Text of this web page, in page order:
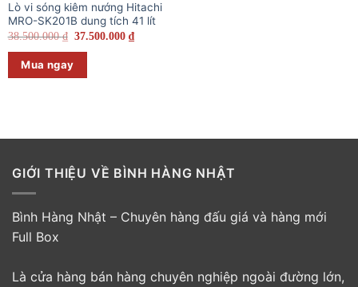
Lò vi sóng kiêm nướng Hitachi
MRO-SK201B dung tích 41 lít
38.500.000₫ Giá
là:
38.500.000 ₫.
37.500.000 ₫Giá
hiện
Mua ngay
GIỚI THIỆU VỀ BÌNH HÀNG NHẬT
Bình Hàng Nhật – Chuyên hàng đấu giá và hàng mới
Full Box
Là cửa hàng bán hàng chuyên nghiệp ngoài đường lớn,